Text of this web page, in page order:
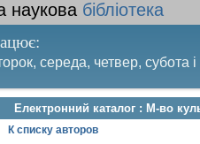
наукова бібліотека
середа, четвер, субота
п’ятниця. Останній четвер
Електронний каталог : М-во
К списку авторов